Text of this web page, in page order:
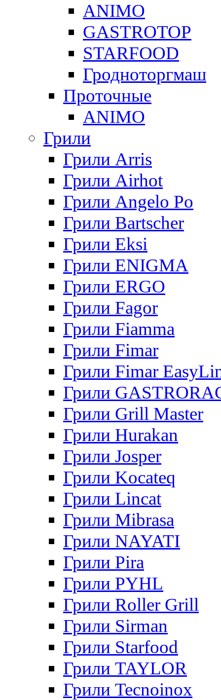
ANIMO
GASTROTOP
STARFOOD
Гродноторгмаш
Проточные
ANIMO
Грили
Грили Arris
Грили Airhot
Грили Angelo Po
Грили Bartscher
Грили Eksi
Грили ENIGMA
Грили ERGO
Грили Fagor
Грили Fiamma
Грили Fimar
Грили Fimar
Грили
Грили Grill Master
Грили Hurakan
Грили Josper
Грили Kocateq
Грили Lincat
Грили Mibrasa
Грили NAYATI
Грили Pira
Грили PYHL
Грили Roller Grill
Грили Sirman
Грили Starfood
Грили TAYLOR
Грили Tecnoinox